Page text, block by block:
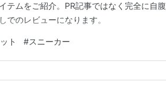
テムをご紹介。PR記事ではなく完全に自腹
でのレビューになります。
ト #スニーカー